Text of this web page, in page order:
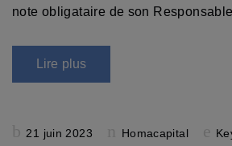
note obligataire de son
Lire plus
Posted
21 juin 2023 Homacapital